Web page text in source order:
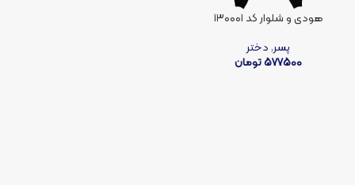
هودی و شلوار کد ۱۳۰۰۰۱
پسر,دختر
577500تومان